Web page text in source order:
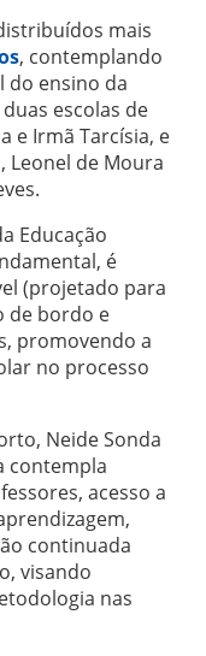
mais
, contemplando
do ensino da
escolas de
e Irmã Tarcísia, e
Leonel de Moura
Educação
é
(projetado para
de bordo e
promovendo a
no processo
Neide Sonda
contempla
acesso a
continuada
visando
nas